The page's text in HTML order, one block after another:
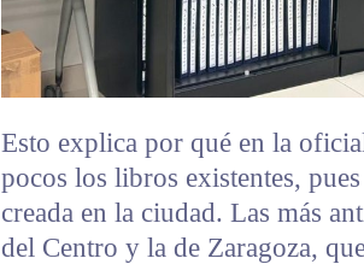
Esto explica por qué en la
pocos los libros existentes,
creada en la ciudad. Las más
del Centro y la de Zaragoza,